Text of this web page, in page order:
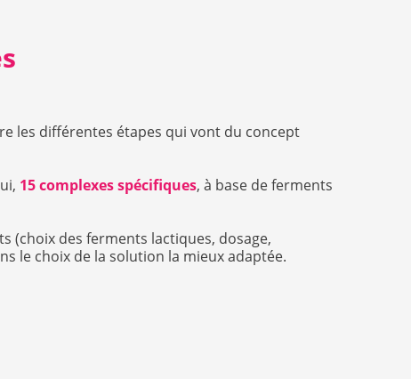
les différentes étapes qui vont du concept
15 complexes spécifiques, à base de ferments
(choix des ferments lactiques, dosage,
le choix de la solution la mieux adaptée.